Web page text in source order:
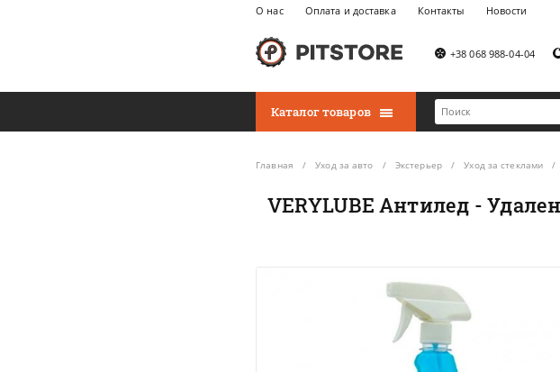
О нас Оплата и доставка Контакты Новости
+38 068 988-04-04
Каталог товаров
Главная Уход за авто Экстерьер Уход за стеклами
VERYLUBE Антилед -